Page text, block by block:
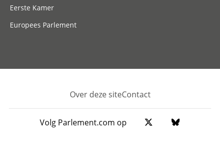
Eerste Kamer
Europees Parlement
Footer
Over deze siteContact
Volg Parlement.com op